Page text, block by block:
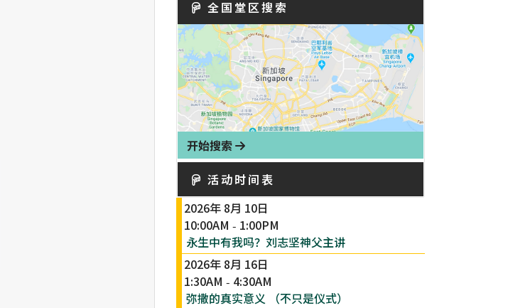
全国堂区搜索
开始搜索
活动时间表
2026年 8月 10日
10:00AM - 1:00PM
永生中有我吗？刘志坚神父主讲
2026年 8月 16日
1:30AM - 4:30AM
弥撒的真实意义 （不只是仪式）